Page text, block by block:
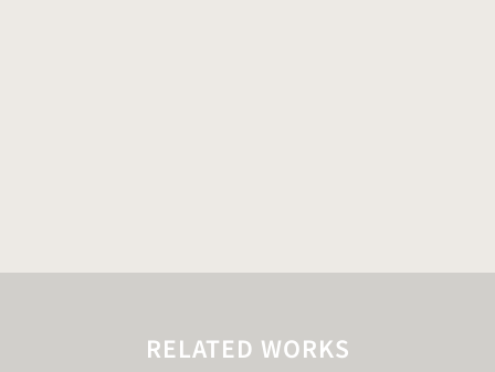
RELATED WORKS